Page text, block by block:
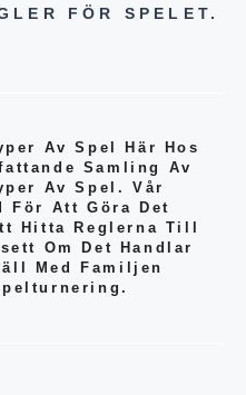
FÖR SPELET.
Av Spel Här Hos
Samling Av
Av Spel. Vår
För Att Göra Det
Hitta Reglerna Till
Om Det Handlar
Med Familjen